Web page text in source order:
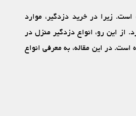
است. زیرا در خرید دزدگیر، موارد
از این رو، انواع دزدگیر منزل در
در این مقاله، به معرفی انواع